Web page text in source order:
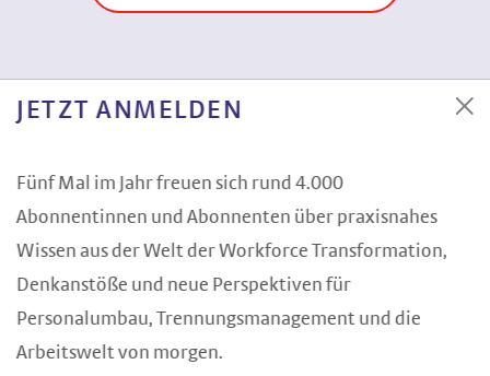
JETZT ANMELDEN
Fünf Mal im Jahr freuen sich rund 4.000
Abonnentinnen und Abonnenten über praxisnahes
Wissen aus der Welt der Workforce Transformation,
Denkanstöße und neue Perspektiven für
Personalumbau, Trennungsmanagement und die
Arbeitswelt von morgen.